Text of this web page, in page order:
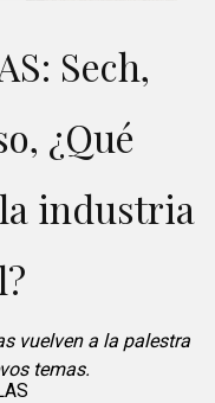
Sech,
¿Qué
industria
vuelven a la palestra
temas.